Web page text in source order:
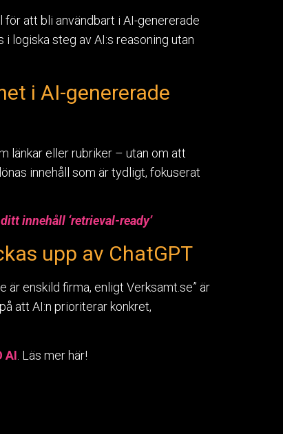
att bli användbart i AI-genererade
i logiska steg av AI:s reasoning utan
i AI-genererade
länkar eller rubriker – utan om att
innehåll som är tydligt, fokuserat
innehåll ‘retrieval-ready’
upp av ChatGPT
enskild firma, enligt Verksamt.se” är
att AI:n prioriterar konkret,
AI . Läs mer här!